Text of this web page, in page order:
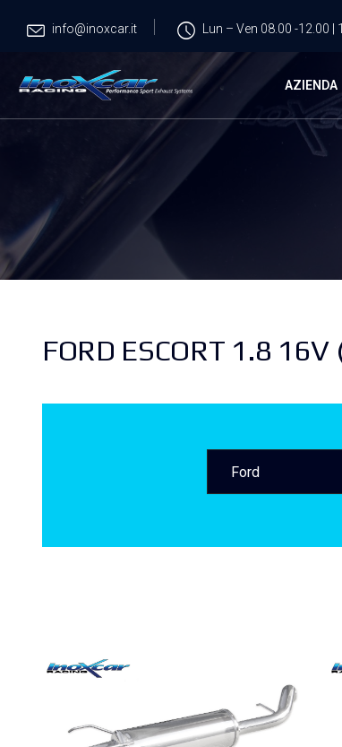
info@inoxcar.it Lun – Ven 08.00 -12.00 |
AZIENDA
FORD ESCORT 1.8